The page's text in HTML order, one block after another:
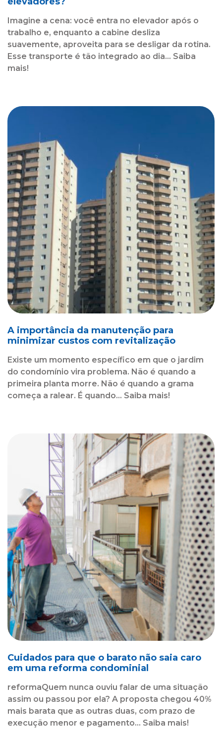
Imagine a cena: você entra no elevador após o
trabalho e, enquanto a cabine desliza
suavemente, aproveita para se desligar da rotina.
Esse transporte é tão integrado ao dia... Saiba
mais!
A importância da manutenção para
minimizar custos com revitalização
Existe um momento específico em que o jardim
do condomínio vira problema. Não é quando a
primeira planta morre. Não é quando a grama
começa a ralear. É quando... Saiba mais!
Cuidados para que o barato não saia caro
em uma reforma condominial
reformaQuem nunca ouviu falar de uma situação
assim ou passou por ela? A proposta chegou 40%
mais barata que as outras duas, com prazo de
execução menor e pagamento... Saiba mais!